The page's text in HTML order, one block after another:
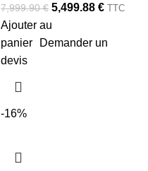
7,999.90€ 5,499.88 € TTC
Ajouter au
panier
Demander un
devis
-16%